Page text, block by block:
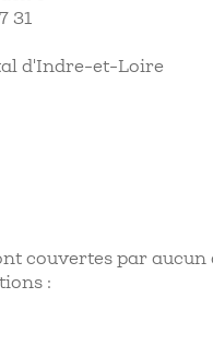
31
d'Indre-et-Loire
couvertes par aucun
: